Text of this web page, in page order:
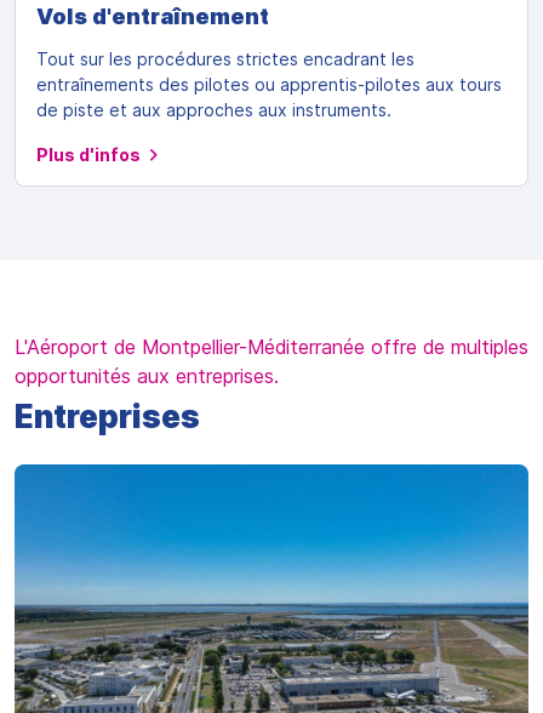
Vols d'entraînement
Tout sur les procédures strictes encadrant les
entraînements des pilotes ou apprentis-pilotes aux tours
de piste et aux approches aux instruments.
Plus d'infos
L'Aéroport de Montpellier-Méditerranée offre de multiples
opportunités aux entreprises.
Entreprises